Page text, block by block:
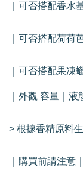
｜可否搭配香水
｜可否搭配荷荷
｜可否搭配果凍
｜外觀 容量｜液
> 根據香精原料
｜購買前請注意｜